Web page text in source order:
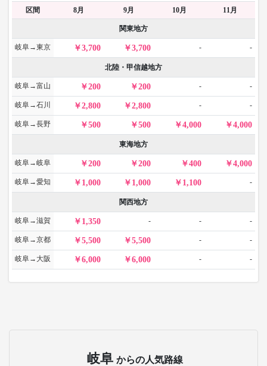
区間 8月 9月 10月 11月
関東地方
岐阜→東京 3,700 3,700 - -
北陸・甲信越地方
岐阜→富山 200 200 - -
岐阜→石川 2,800 2,800 - -
岐阜→長野 500 500 4,000 4,000
東海地方
岐阜→岐阜 200 200 400 4,000
岐阜→愛知 1,000 1,000 1,100 -
関西地方
岐阜→滋賀 1,350 - - -
岐阜→京都 5,500 5,500 - -
岐阜→大阪 6,000 6,000 - -
岐阜 からの人気路線